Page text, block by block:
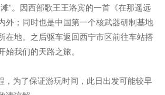
”。因西部歌王王洛宾的一首《在那遥远
外；同时也是中国第一个核武器研制基地
地。之后驱车返回西宁市区前往车站搭
始我们的天路之旅。
，为了保证游玩时间，此日出发可能较早